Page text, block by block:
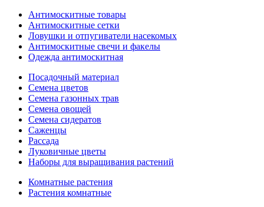
Антимоскитные товары
Антимоскитные сетки
Ловушки и отпугиватели насекомых
Антимоскитные свечи и факелы
Одежда антимоскитная
Посадочный материал
Семена цветов
Семена газонных трав
Семена овощей
Семена сидератов
Саженцы
Рассада
Луковичные цветы
Наборы для выращивания растений
Комнатные растения
Растения комнатные